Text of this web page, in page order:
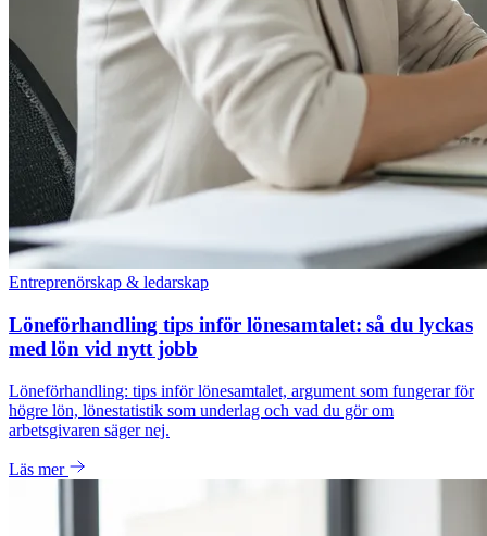
Entreprenörskap & ledarskap
Löneförhandling tips inför lönesamtalet: så du lyckas
med lön vid nytt jobb
Löneförhandling: tips inför lönesamtalet, argument som fungerar för
högre lön, lönestatistik som underlag och vad du gör om
arbetsgivaren säger nej.
Läs mer